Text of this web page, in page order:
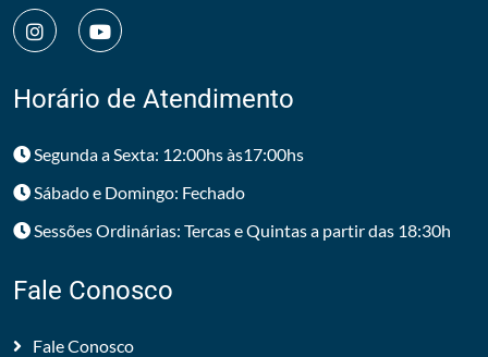
Horário de Atendimento
Segunda a Sexta: 12:00hs às17:00hs
Sábado e Domingo: Fechado
Sessões Ordinárias: Tercas e Quintas a partir das 18:30h
Fale Conosco
Fale Conosco